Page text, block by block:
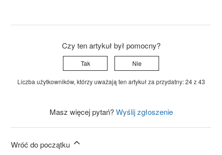
Czy ten artykuł był pomocny?
Tak Nie
Liczba użytkowników, którzy uważają ten artykuł za przydatny: 24 z 43
Masz więcej pytań?Wyślij zgłoszenie
Wróć do początku